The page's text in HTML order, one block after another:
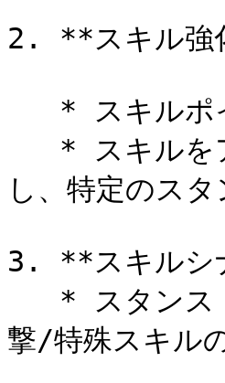
2. **スキル強
し、特定のス
3. **スキルシ